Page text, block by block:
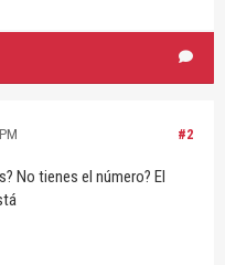
#2
No tienes el número? El